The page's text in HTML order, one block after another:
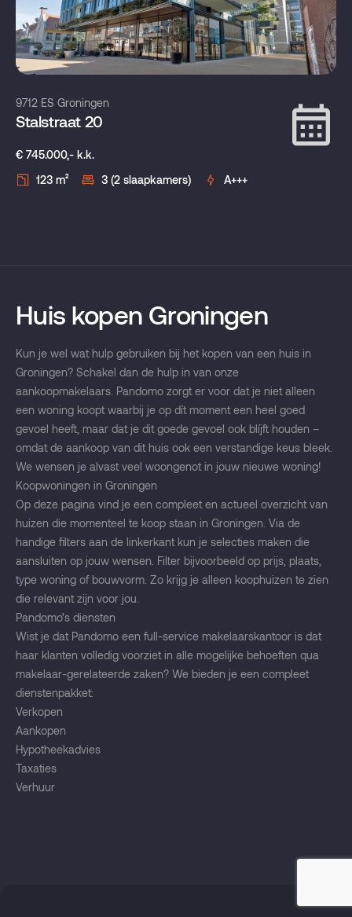
9712 ES Groningen
Stalstraat 20
€ 745.000,- k.k.
123 m²
3 (2 slaapkamers) A+++
Huis kopen Groningen
Kun je wel wat hulp gebruiken bij het kopen van een huis in
Groningen? Schakel dan de hulp in van onze
aankoopmakelaars. Pandomo zorgt er voor dat je niet alleen
een woning koopt waarbij je op dít moment een heel goed
gevoel heeft, maar dat je dit goede gevoel ook blíjft houden –
omdat de aankoop van dit huis ook een verstandige keus bleek.
We wensen je alvast veel woongenot in jouw nieuwe woning!
Koopwoningen in Groningen
Op deze pagina vind je een compleet en actueel overzicht van
huizen die momenteel te koop staan in Groningen. Via de
handige filters aan de linkerkant kun je selecties maken die
aansluiten op jouw wensen. Filter bijvoorbeeld op prijs, plaats,
type woning of bouwvorm. Zo krijg je alleen koophuizen te zien
die relevant zijn voor jou.
Pandomo’s diensten
Wist je dat Pandomo een full-service makelaarskantoor is dat
haar klanten volledig voorziet in alle mogelijke behoeften qua
makelaar-gerelateerde zaken? We bieden je een compleet
dienstenpakket:
Verkopen
Aankopen
Hypotheekadvies
Taxaties
Verhuur